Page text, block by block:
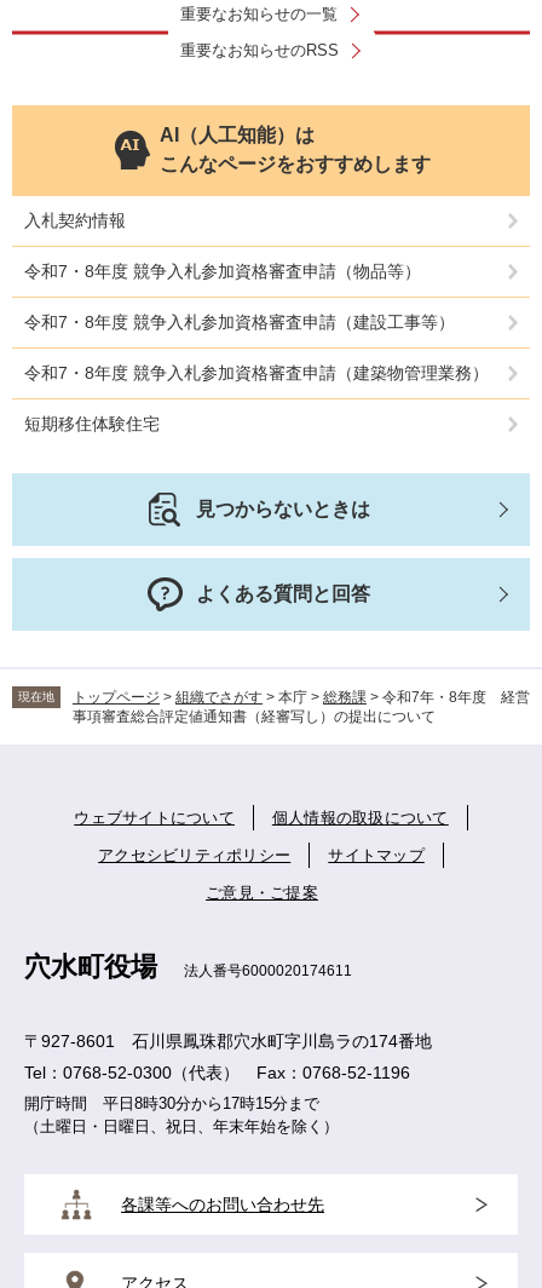
重要なお知らせの一覧
重要なお知らせのRSS
AI（人工知能）は
こんなページをおすすめします
入札契約情報
令和7・8年度 競争入札参加資格審査申請（物品等）
令和7・8年度 競争入札参加資格審査申請（建設工事等）
令和7・8年度 競争入札参加資格審査申請（建築物管理業務）
短期移住体験住宅
見つからないときは
よくある質問と回答
現在地 トップページ > 組織でさがす > 本庁 > 総務課 > 令和7年・8年度 経営
事項審査総合評定値通知書（経審写し）の提出について
ウェブサイトについて 個人情報の取扱について
アクセシビリティポリシー サイトマップ
ご意見・ご提案
穴水町役場 法人番号6000020174611
〒927-8601 石川県鳳珠郡穴水町字川島ラの174番地
Tel：0768-52-0300（代表） Fax：0768-52-1196
開庁時間 平日8時30分から17時15分まで
（土曜日・日曜日、祝日、年末年始を除く）
各課等へのお問い合わせ先
アクセス